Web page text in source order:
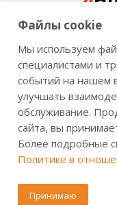
2016-2026 ©
сейфов Valberg и
Продажа сейфов
шкафов,
Информация о
характеристиках,
характер и не
определяемой
Файлы cookie
Мы используем
специалистами и
событий на нашем
улучшать
обслуживание.
сайта, вы
Более подробные
Политике в
Принимаю